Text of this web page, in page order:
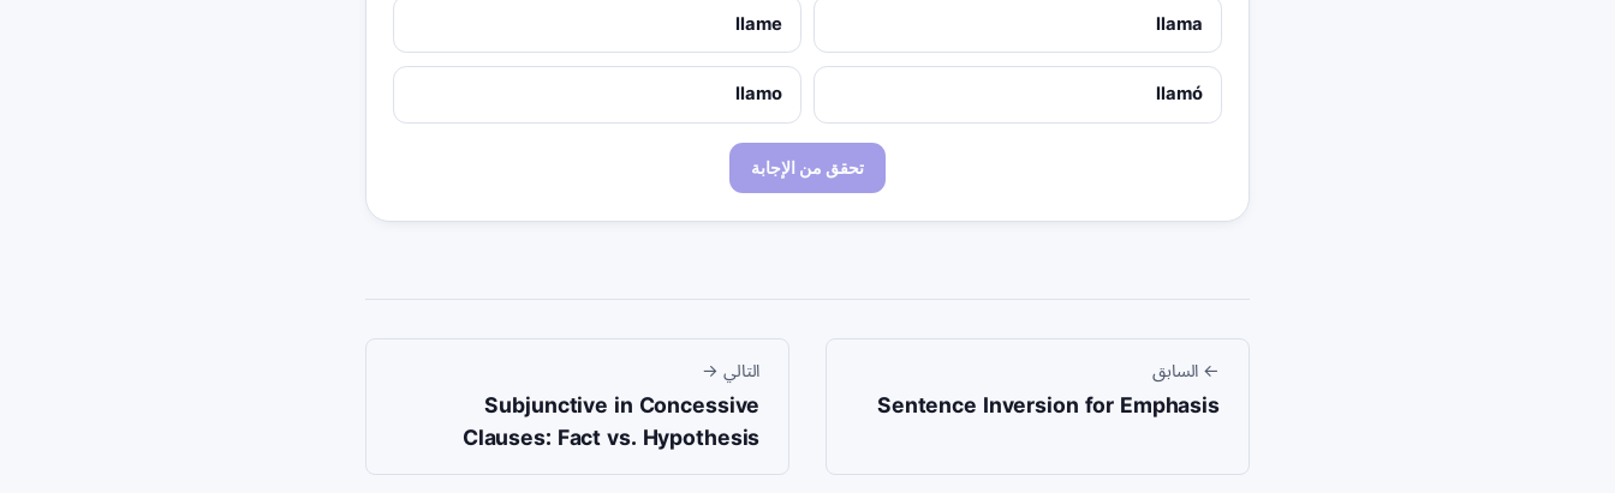
llama
llame
llamó
llamo
تحقق من الإجابة
←السابق
Sentence Inversion for Emphasis
التالي→
Subjunctive in Concessive
Clauses: Fact vs. Hypothesis